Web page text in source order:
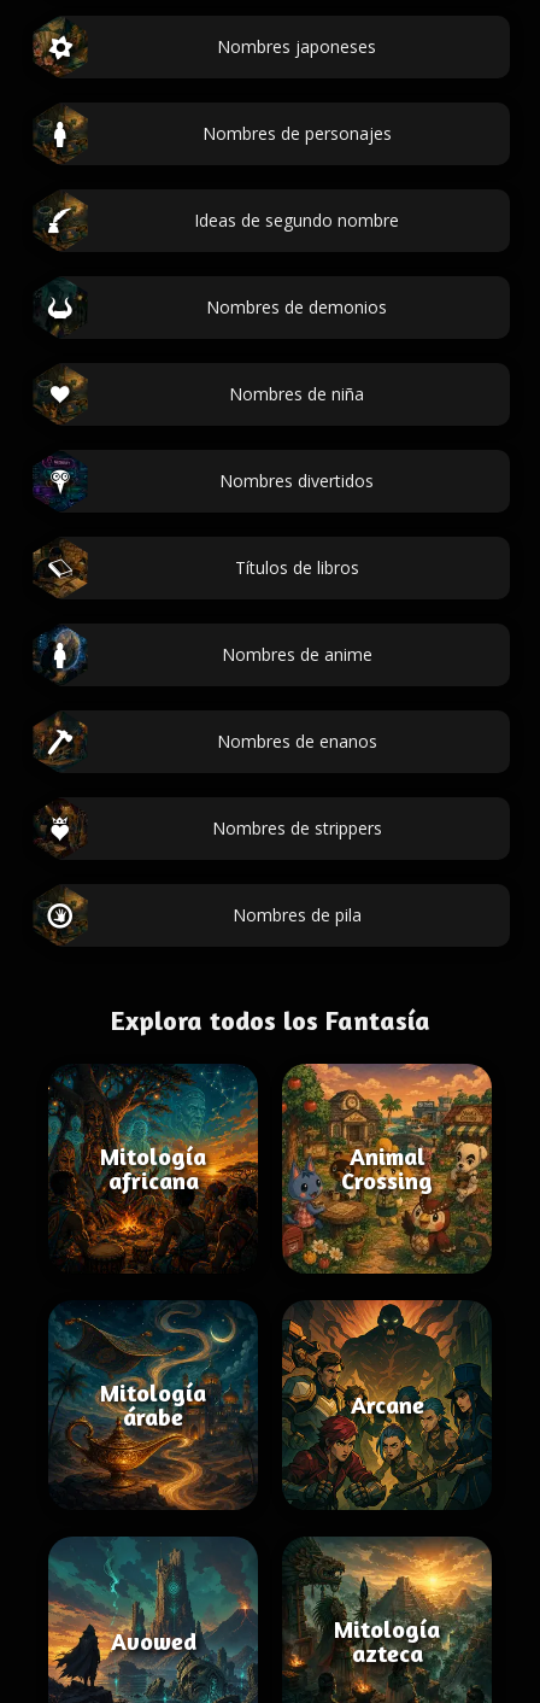
Nombres japoneses
Nombres de personajes
Ideas de segundo nombre
Nombres de demonios
Nombres de niña
Nombres divertidos
Títulos de libros
Nombres de anime
Nombres de enanos
Nombres de strippers
Nombres de pila
Explora todos los Fantasía
Mitología
africana
Animal
Crossing
Mitología
árabe
Arcane
Avowed
Mitología
azteca